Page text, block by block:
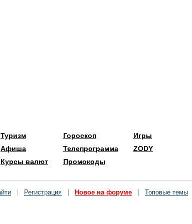
Туризм
Афиша
Курсы валют
Гороскоп
Телепрограмма
Промокоды
Игры
ZODY
Регистрация Новое на форуме Топовые темы